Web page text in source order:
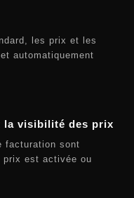
les prix et les
automatiquement
la visibilité des prix
facturation sont
est activée ou